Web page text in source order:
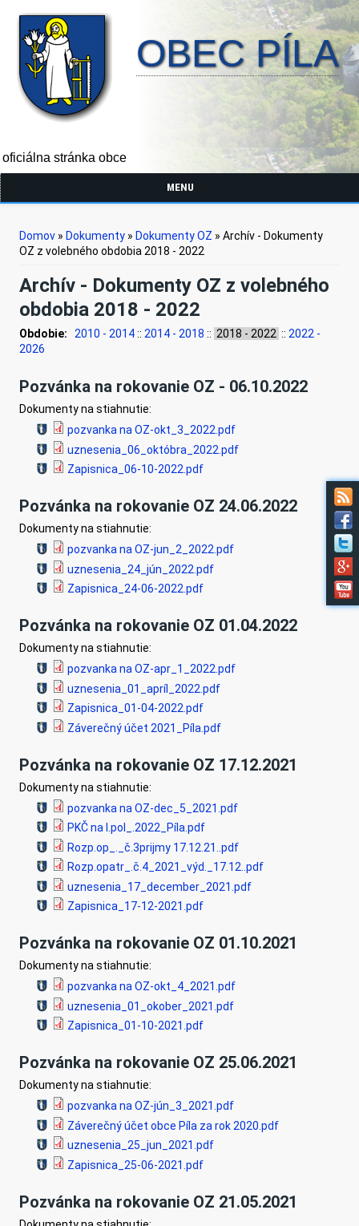
OBEC PÍLA
oficiálna stránka obce
MENU
Nachádzate sa tu
Domov » Dokumenty » Dokumenty OZ » Archív - Dokumenty
OZ z volebného obdobia 2018 - 2022
Archív - Dokumenty OZ z volebného
obdobia 2018 - 2022
Obdobie: 2010 - 2014::2014 - 2018 :: 2018 - 2022 ::2022 -
2026
Pozvánka na rokovanie OZ - 06.10.2022
Dokumenty na stiahnutie:
pozvanka na OZ-okt_3_2022.pdf
uznesenia_06_októbra_2022.pdf
Zapisnica_06-10-2022.pdf
Pozvánka na rokovanie OZ 24.06.2022
Dokumenty na stiahnutie:
pozvanka na OZ-jun_2_2022.pdf
uznesenia_24_jún_2022.pdf
Zapisnica_24-06-2022.pdf
Pozvánka na rokovanie OZ 01.04.2022
Dokumenty na stiahnutie:
pozvanka na OZ-apr_1_2022.pdf
uznesenia_01_apríl_2022.pdf
Zapisnica_01-04-2022.pdf
Záverečný účet 2021_Píla.pdf
Pozvánka na rokovanie OZ 17.12.2021
Dokumenty na stiahnutie:
pozvanka na OZ-dec_5_2021.pdf
PKČ na I.pol_.2022_Píla.pdf
Rozp.op_._č.3prijmy 17.12.21..pdf
Rozp.opatr_.č.4_2021_výd._17.12..pdf
uznesenia_17_december_2021.pdf
Zapisnica_17-12-2021.pdf
Pozvánka na rokovanie OZ 01.10.2021
Dokumenty na stiahnutie:
pozvanka na OZ-okt_4_2021.pdf
uznesenia_01_okober_2021.pdf
Zapisnica_01-10-2021.pdf
Pozvánka na rokovanie OZ 25.06.2021
Dokumenty na stiahnutie:
pozvanka na OZ-jún_3_2021.pdf
Záverečný účet obce Píla za rok 2020.pdf
uznesenia_25_jun_2021.pdf
Zapisnica_25-06-2021.pdf
Pozvánka na rokovanie OZ 21.05.2021